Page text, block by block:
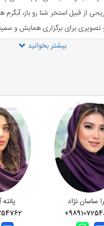
از قبیل استخر شنا رو باز،
برای برگزاری همایش و
شرکت هتل های بین المللی پارسیان در
مکانی و تجهیزات یکی از
پلاژ توسکاسرا، پلاژ لیدو،
است. این واحد ها به صورت
با ظرفیت ۵۰۰ نفر، فضایی دلنشین و
است.در صورتی که قصد رزرو سالن
بهره مند شوید. روستای
بیشتر بخوانید
ساسان نژاد